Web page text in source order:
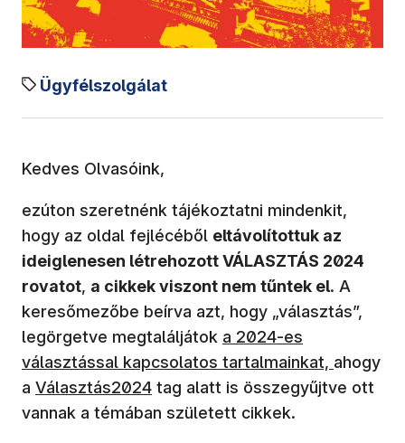
Ügyfélszolgálat
Kedves Olvasóink,
ezúton szeretnénk tájékoztatni mindenkit,
hogy az oldal fejlécéből eltávolítottuk az
ideiglenesen létrehozott VÁLASZTÁS 2024
rovatot, a cikkek viszont nem tűntek el. A
keresőmezőbe beírva azt, hogy „választás”,
legörgetve megtaláljátok a 2024-es
választással kapcsolatos tartalmainkat, ahogy
a Választás2024 tag alatt is összegyűjtve ott
vannak a témában született cikkek.